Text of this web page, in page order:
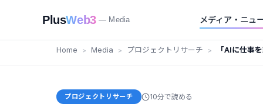
PlusWeb3 — Media メディア・ニュ
Home Media プロジェクトリサーチ 「AIに仕事
プロジェクトリサーチ 10分で読める